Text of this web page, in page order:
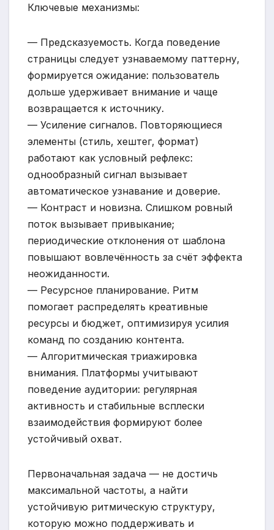
Ключевые механизмы:
— Предсказуемость. Когда поведение
страницы следует узнаваемому паттерну,
формируется ожидание: пользователь
дольше удерживает внимание и чаще
возвращается к источнику.
— Усиление сигналов. Повторяющиеся
элементы (стиль, хештег, формат)
работают как условный рефлекс:
однообразный сигнал вызывает
автоматическое узнавание и доверие.
— Контраст и новизна. Слишком ровный
поток вызывает привыкание;
периодические отклонения от шаблона
повышают вовлечённость за счёт эффекта
неожиданности.
— Ресурсное планирование. Ритм
помогает распределять креативные
ресурсы и бюджет, оптимизируя усилия
команд по созданию контента.
— Алгоритмическая триажировка
внимания. Платформы учитывают
поведение аудитории: регулярная
активность и стабильные всплески
взаимодействия формируют более
устойчивый охват.
Первоначальная задача — не достичь
максимальной частоты, а найти
устойчивую ритмическую структуру,
которую можно поддерживать и